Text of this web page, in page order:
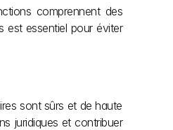
comprennent des
est essentiel pour éviter
sont sûrs et de haute
juridiques et contribuer